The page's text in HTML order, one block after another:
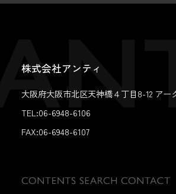
株式会社アンティ
大阪府大阪市北区天神橋４丁目8-12 アー
TEL:06-6948-6106
FAX:06-6948-6107